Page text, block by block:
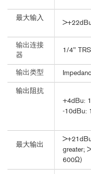
最大输入
输出连接
器
1/4"
输出类型
输出阻抗
+4dBu:
-10dBu:
最大输出
greater;
600Ω)